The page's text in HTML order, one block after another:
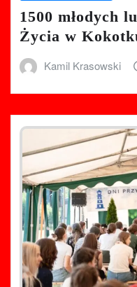
1500 młodych
Życia w
Kamil Krasowski